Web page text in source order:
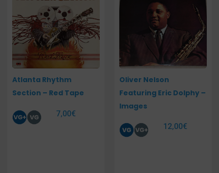
Atlanta Rhythm
Section – Red Tape
7,00€
Oliver Nelson
Featuring Eric Dolphy –
Images
12,00€